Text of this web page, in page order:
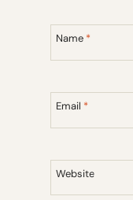
Name *
Email *
Website